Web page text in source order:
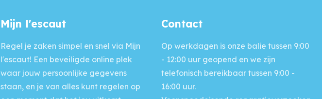
Mijn l'escaut
Regel je zaken simpel en snel via Mijn
l'escaut! Een beveiligde online plek
waar jouw persoonlijke gegevens
staan, en je van alles kunt regelen op
Contact
Op werkdagen is onze balie tussen 9:00
- 12:00 uur geopend en we zijn
telefonisch bereikbaar tussen 9:00 -
16:00 uur.